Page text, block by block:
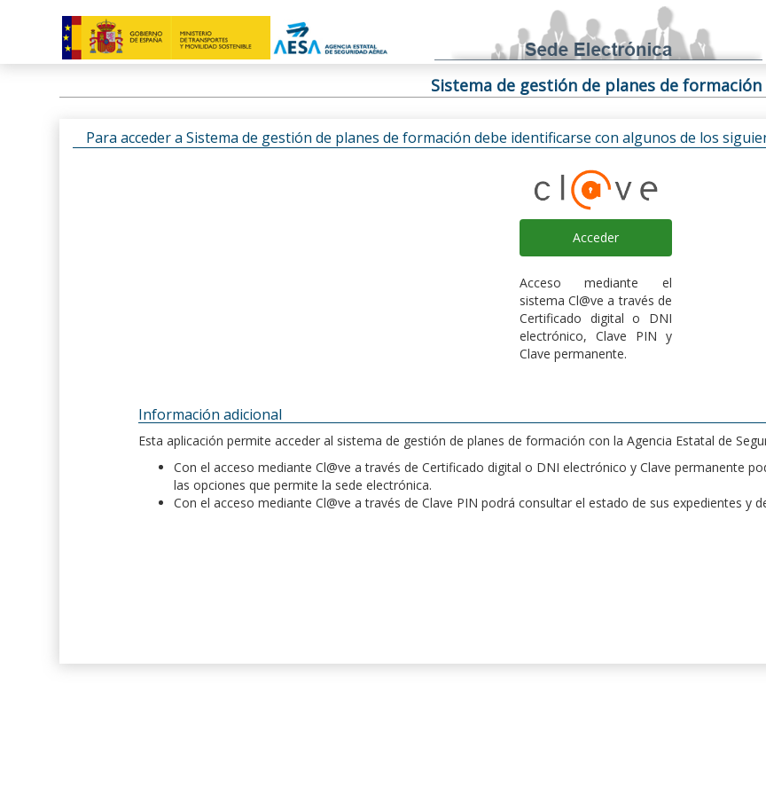
Sistema de gestión de planes de formación
Para acceder a Sistema de gestión de planes de formación debe identificarse con algunos de los
Acceder
Acceso mediante el
sistema Cl@ve a través de
Certificado digital o DNI
electrónico, Clave PIN y
Clave permanente.
Información adicional
Esta aplicación permite acceder al sistema de gestión de planes de formación con la Agencia Estatal de
Con el acceso mediante Cl@ve a través de Certificado digital o DNI electrónico y Clave permanente
las opciones que permite la sede electrónica.
Con el acceso mediante Cl@ve a través de Clave PIN podrá consultar el estado de sus expedientes y